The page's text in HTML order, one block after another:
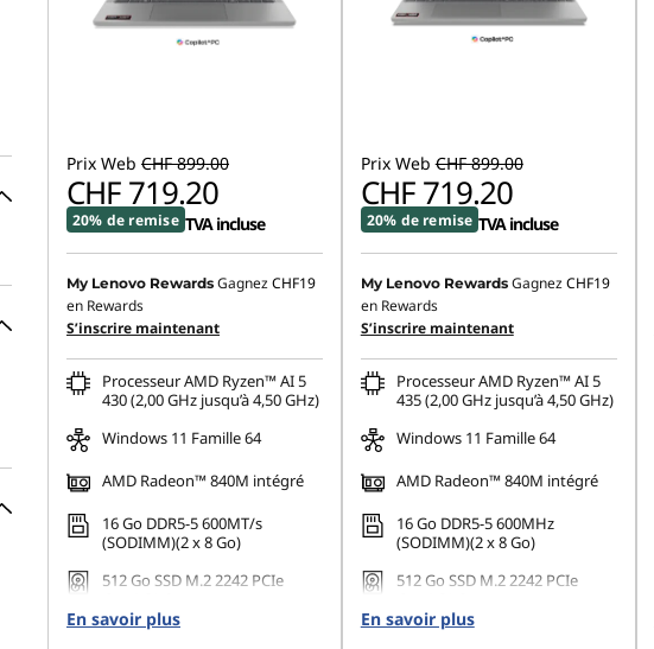
Prix Web CHF 899.00
CHF 719.20
20% de remise TVA incluse
My Lenovo Rewards GagnezCHF19
en Rewards
S’inscrire maintenant
Processeur AMD Ryzen™ AI 5
430 (2,00 GHz jusqu’à 4,50 GHz)
Windows 11 Famille 64
AMD Radeon™ 840M intégré
16 Go DDR5-5 600MT/s
(SODIMM)(2 x 8 Go)
512 Go SSD M.2 2242 PCIe
En savoir plus
Prix Web CHF 899.00
CHF 719.20
20% de remise TVA incluse
My Lenovo Rewards GagnezCHF19
en Rewards
S’inscrire maintenant
Processeur AMD Ryzen™ AI 5
435 (2,00 GHz jusqu’à 4,50 GHz)
Windows 11 Famille 64
AMD Radeon™ 840M intégré
16 Go DDR5-5 600MHz
(SODIMM)(2 x 8 Go)
512 Go SSD M.2 2242 PCIe
En savoir plus